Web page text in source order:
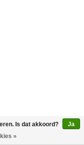
Is dat akkoord?
Ja
»